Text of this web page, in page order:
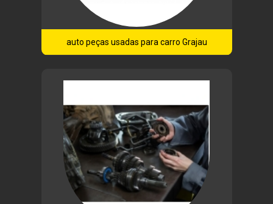
auto peças usadas para carro Grajau